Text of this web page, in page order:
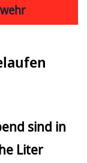
sind in
Liter